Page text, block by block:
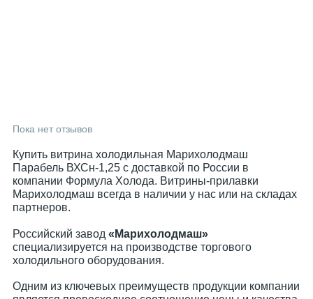
Пока нет отзывов
Купить витрина холодильная Марихолодмаш
Парабель ВХСн-1,25 с доставкой по России в
компании Формула Холода. Витрины-прилавки
Марихолодмаш всегда в наличии у нас или на складах
партнеров.
Российский завод «Марихолодмаш»
специализируется на производстве торгового
холодильного оборудования.
Одним из ключевых преимуществ продукции компании